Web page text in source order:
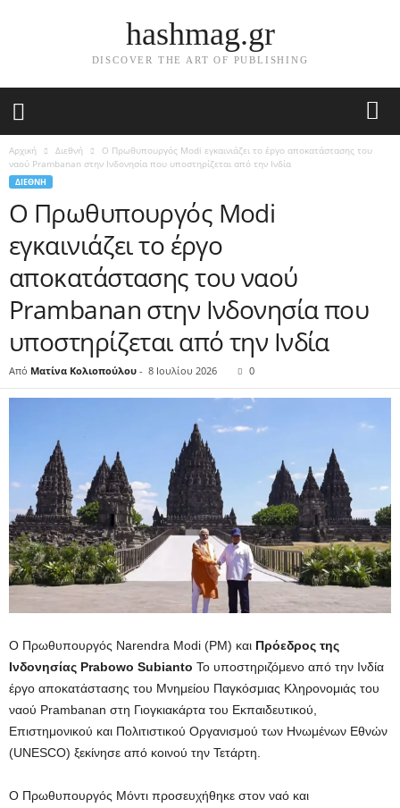
hashmag.gr
DISCOVER THE ART OF PUBLISHING
Αρχική Διεθνή
Ο Πρωθυπουργός Modi εγκαινιάζει το έργο αποκατάστασης του
ναού Prambanan στην Ινδονησία που υποστηρίζεται από την Ινδία
ΔΙΕΘΝΉ
Ο Πρωθυπουργός Modi
εγκαινιάζει το έργο
αποκατάστασης του ναού
Prambanan στην Ινδονησία που
υποστηρίζεται από την Ινδία
Από Ματίνα Κολιοπούλου - 8 Ιουλίου 2026 0
Ο Πρωθυπουργός Narendra Modi (PM) και Πρόεδρος της
Ινδονησίας Prabowo Subianto Το υποστηριζόμενο από την Ινδία
έργο αποκατάστασης του Μνημείου Παγκόσμιας Κληρονομιάς του
ναού Prambanan στη Γιογκιακάρτα του Εκπαιδευτικού,
Επιστημονικού και Πολιτιστικού Οργανισμού των Ηνωμένων Εθνών
(UNESCO) ξεκίνησε από κοινού την Τετάρτη.
Ο Πρωθυπουργός Μόντι προσευχήθηκε στον ναό και